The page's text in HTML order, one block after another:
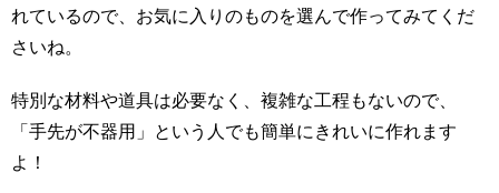
れているので、お気に入りのものを選んで作ってみてくだ
さいね。
特別な材料や道具は必要なく、複雑な工程もないので、
「手先が不器用」という人でも簡単にきれいに作れます
よ！